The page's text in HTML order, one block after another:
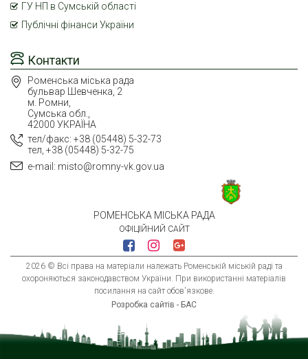
РОМЕНСЬКА МІСЬКА РАДА
ОФІЦІЙНИЙ САЙТ
2026 © Всі права на матеріали належать Роменській міській раді та
охороняються законодавством України. При використанні матеріалів
посилання на сайт обов'язкове.
Розробка сайтів - БАС
Контакти
Роменська міська рада
бульвар Шевченка, 2
м. Ромни,
Сумська обл.,
42000 УКРАЇНА
тел/факс: +38 (05448) 5-32-73
тел, +38 (05448) 5-32-75
e-mail: misto@romny-vk.gov.ua
ГУ НП в Сумській області
Публічні фінанси України